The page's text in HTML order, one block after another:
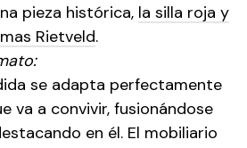
pieza histórica, la silla roja y
Rietveld.
se adapta perfectamente
va a convivir, fusionándose
en él. El mobiliario